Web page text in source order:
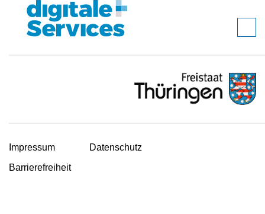
Impressum
Datenschutz
Barrierefreiheit